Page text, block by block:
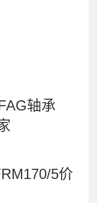
轴承
5价